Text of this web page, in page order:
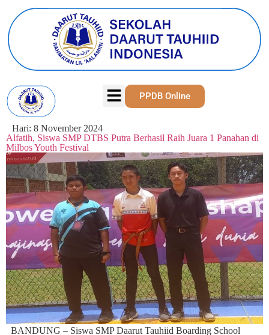
PPDB Online
Hari: 8 November 2024
Alfatih, Siswa SMP DTBS Putra Berhasil Raih Juara 1 Panahan di
Milbos Youth Festival
BANDUNG – Siswa SMP Daarut Tauhiid Boarding School